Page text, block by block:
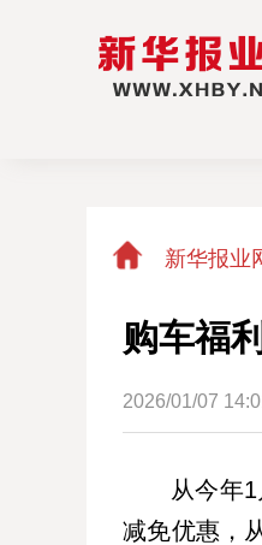
新华报业
购车福
2026/01/07
从今年
减免优惠，